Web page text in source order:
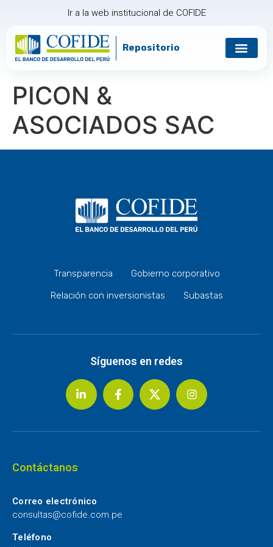
Ir a la web institucional de COFIDE
Repositorio
PICON &
ASOCIADOS SAC
Transparencia
Gobierno corporativo
Relación con inversionistas
Subastas
Síguenos en redes
Contáctanos
Correo electrónico
consultas@cofide.com.pe
Teléfono